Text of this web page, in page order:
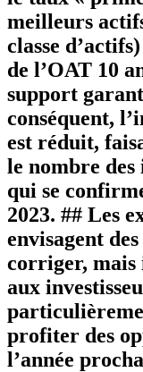
meilleurs
classe
de l’OAT 10
support
conséquent,
est réduit,
le nombre des
qui se
2023. ## Les
envisagent
corriger, mais
aux
profiter des
l’année